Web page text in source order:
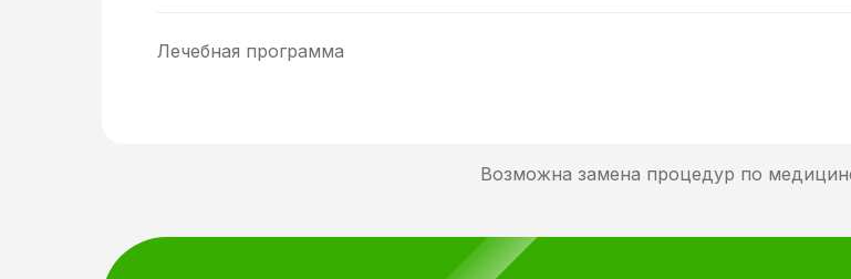
Лечебная программа
Возможна замена процедур по